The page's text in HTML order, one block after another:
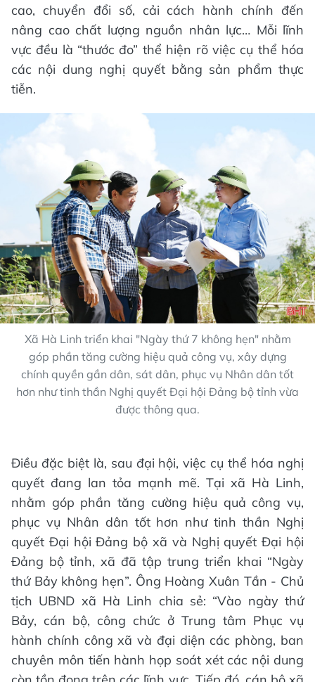
cao, chuyển đổi số, cải cách hành chính đến
nâng cao chất lượng nguồn nhân lực… Mỗi lĩnh
vực đều là “thước đo” thể hiện rõ việc cụ thể hóa
các nội dung nghị quyết bằng sản phẩm thực
tiễn.
Xã Hà Linh triển khai "Ngày thứ 7 không hẹn" nhằm
góp phần tăng cường hiệu quả công vụ, xây dựng
chính quyền gần dân, sát dân, phục vụ Nhân dân tốt
hơn như tinh thần Nghị quyết Đại hội Đảng bộ tỉnh vừa
được thông qua.
Điều đặc biệt là, sau đại hội, việc cụ thể hóa nghị
quyết đang lan tỏa mạnh mẽ. Tại xã Hà Linh,
nhằm góp phần tăng cường hiệu quả công vụ,
phục vụ Nhân dân tốt hơn như tinh thần Nghị
quyết Đại hội Đảng bộ xã và Nghị quyết Đại hội
Đảng bộ tỉnh, xã đã tập trung triển khai “Ngày
thứ Bảy không hẹn”. Ông Hoàng Xuân Tần - Chủ
tịch UBND xã Hà Linh chia sẻ: “Vào ngày thứ
Bảy, cán bộ, công chức ở Trung tâm Phục vụ
hành chính công xã và đại diện các phòng, ban
chuyên môn tiến hành họp soát xét các nội dung